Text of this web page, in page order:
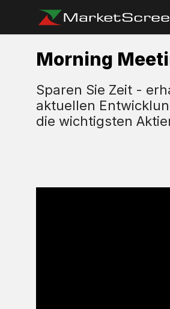
Morning
Sparen Sie Zeit -
aktuellen
die wichtigsten